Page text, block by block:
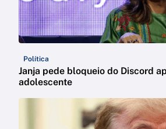
Política
Janja pede bloqueio do Discord
adolescente